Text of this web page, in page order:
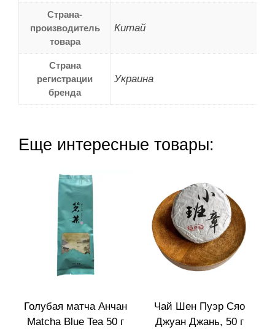
Страна-
производитель
товара
Китай
Страна
регистрации
бренда
Украина
Еще интересные товары:
Голубая матча Анчан
Matcha Blue Tea 50 г
Чай Шен Пуэр Сяо
Джуан Джань, 50 г